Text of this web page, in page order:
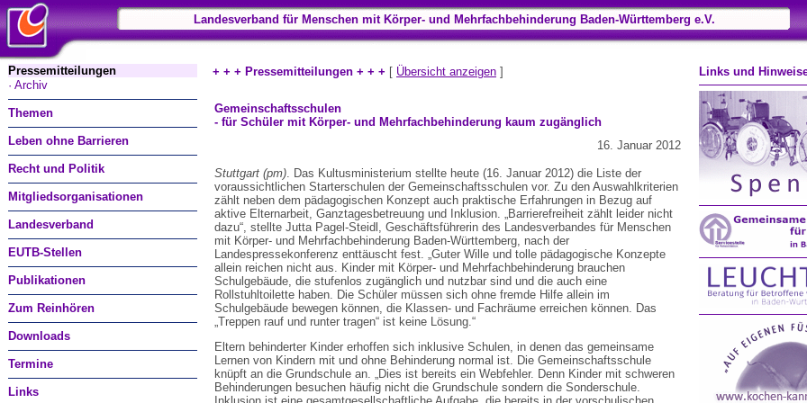
Landesverband für Menschen mit Körper- und Mehrfachbehinderung Baden-Württemberg e.V.
Pressemitteilungen
· Archiv
Themen
Leben ohne Barrieren
Recht und Politik
Mitgliedsorganisationen
Landesverband
EUTB-Stellen
Publikationen
Zum Reinhören
Downloads
Termine
Links
+ + + Pressemitteilungen + + + [ Übersicht anzeigen ]
Gemeinschaftsschulen
- für Schüler mit Körper- und Mehrfachbehinderung kaum zugänglich
16. Januar 2012
Stuttgart (pm). Das Kultusministerium stellte heute (16. Januar 2012) die Liste der
voraussichtlichen Starterschulen der Gemeinschaftsschulen vor. Zu den Auswahlkriterien
zählt neben dem pädagogischen Konzept auch praktische Erfahrungen in Bezug auf
aktive Elternarbeit, Ganztagesbetreuung und Inklusion. „Barrierefreiheit zählt leider nicht
dazu“, stellte Jutta Pagel-Steidl, Geschäftsführerin des Landesverbandes für Menschen
mit Körper- und Mehrfachbehinderung Baden-Württemberg, nach der
Landespressekonferenz enttäuscht fest. „Guter Wille und tolle pädagogische Konzepte
allein reichen nicht aus. Kinder mit Körper- und Mehrfachbehinderung brauchen
Schulgebäude, die stufenlos zugänglich und nutzbar sind und die auch eine
Rollstuhltoilette haben. Die Schüler müssen sich ohne fremde Hilfe allein im
Schulgebäude bewegen können, die Klassen- und Fachräume erreichen können. Das
„Treppen rauf und runter tragen“ ist keine Lösung.“
Eltern behinderter Kinder erhoffen sich inklusive Schulen, in denen das gemeinsame
Lernen von Kindern mit und ohne Behinderung normal ist. Die Gemeinschaftsschule
knüpft an die Grundschule an. „Dies ist bereits ein Webfehler. Denn Kinder mit schweren
Behinderungen besuchen häufig nicht die Grundschule sondern die Sonderschule.
Links und